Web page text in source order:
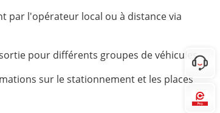
par l'opérateur local ou à distance via
pour différents groupes de véhicules
sur le stationnement et les places